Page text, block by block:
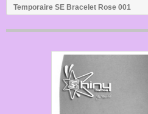
Temporaire SE Bracelet Rose 001